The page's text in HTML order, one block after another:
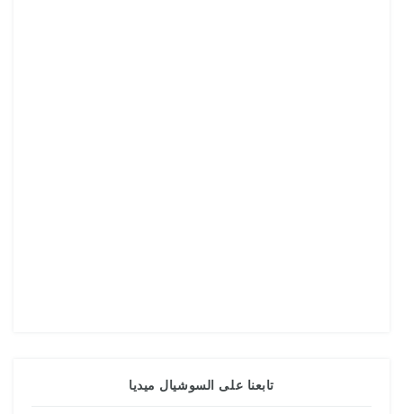
تابعنا على السوشيال ميديا